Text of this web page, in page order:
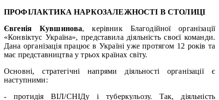
ПРОФІЛАКТИКА НАРКОЗАЛЕЖНОСТІ В СТОЛИЦІ
Євгенія Кувшинова, керівник Благодійної організації
«Конвіктус Україна», представила діяльність своєї команди.
Дана організація працює в Україні уже протягом 12 років та
має представництва у трьох країнах світу.
Основні, стратегічні напрями діяльності організації є
наступними:
- протидія ВІЛ/СНІДу і туберкульозу. Так, діяльність